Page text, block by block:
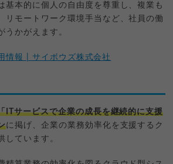
基本的に個人の自由度を尊重し、複業も
リモートワーク環境手当など、社員の働
うかがえます。
情報 | サイボウズ株式会社
ITサービスで企業の成長を継続的に支援
に掲げ、企業の業務効率化を支援するク
しています。